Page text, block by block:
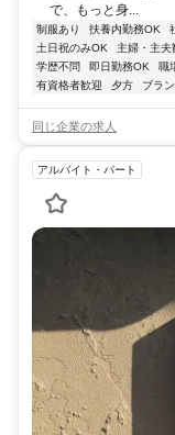
で、もっと身...
制服あり 扶養内勤務OK
土日祝のみOK
主婦・主夫
学歴不問
即日勤務OK 職
有資格者歓迎
夕方 ブラ
同じ企業の求人
アルバイト・パート